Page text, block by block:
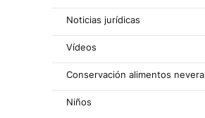
Noticias jurídicas
Vídeos
Conservación alimentos nevera
Niños